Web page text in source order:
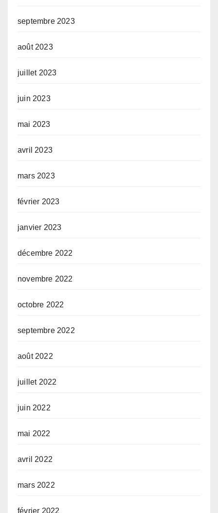
septembre 2023
août 2023
juillet 2023
juin 2023
mai 2023
avril 2023
mars 2023
février 2023
janvier 2023
décembre 2022
novembre 2022
octobre 2022
septembre 2022
août 2022
juillet 2022
juin 2022
mai 2022
avril 2022
mars 2022
février 2022